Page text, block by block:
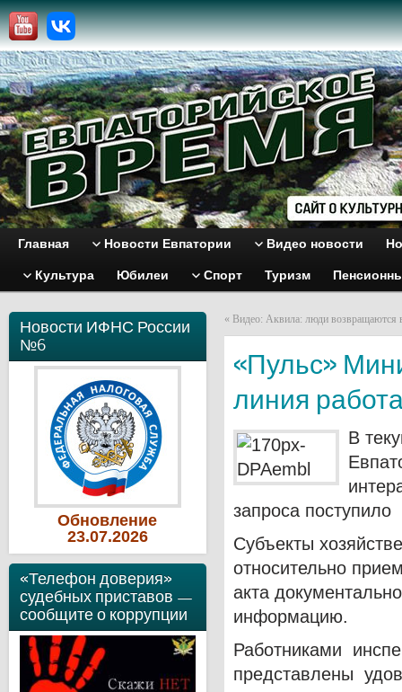
Главная Новости Евпатории Видео новости
Культура Юбилеи Спорт Туризм
Новости ИФНС России
№6
Обновление
23.07.2026
«Телефон доверия»
судебных приставов —
сообщите о коррупции
« Видео: Аквила: люди возвращаются
«Пульс»
линия
В
запроса
Субъекты
относительно
акта
информацию.
Работниками
представлены